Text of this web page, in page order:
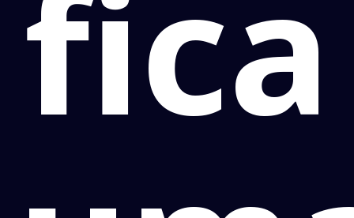
fica